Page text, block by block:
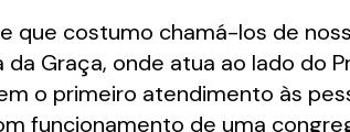
costumo chamá-los de
Graça, onde atua ao lado do
o primeiro atendimento às
funcionamento de uma